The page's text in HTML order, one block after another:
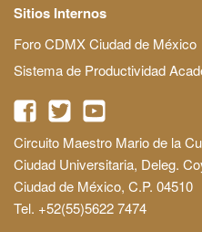
Sitios Internos
Foro CDMX Ciudad de México
Sistema de Productividad
Circuito Maestro Mario de la
Ciudad Universitaria, Deleg.
Ciudad de México, C.P. 04510
Tel. +52(55)5622 7474